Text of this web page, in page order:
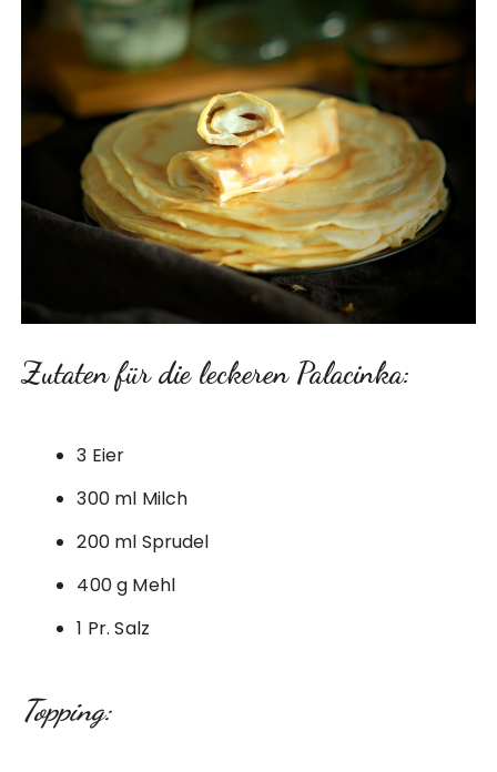
Zutaten für die leckeren Palacinka:
3 Eier
300 ml Milch
200 ml Sprudel
400 g Mehl
1 Pr. Salz
Topping: